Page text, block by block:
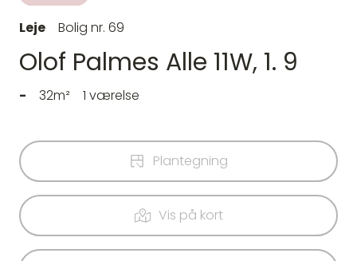
Leje Bolig nr. 69
Olof Palmes Alle 11W, 1. 9
- 32m² 1 værelse
Plantegning
Vis på kort